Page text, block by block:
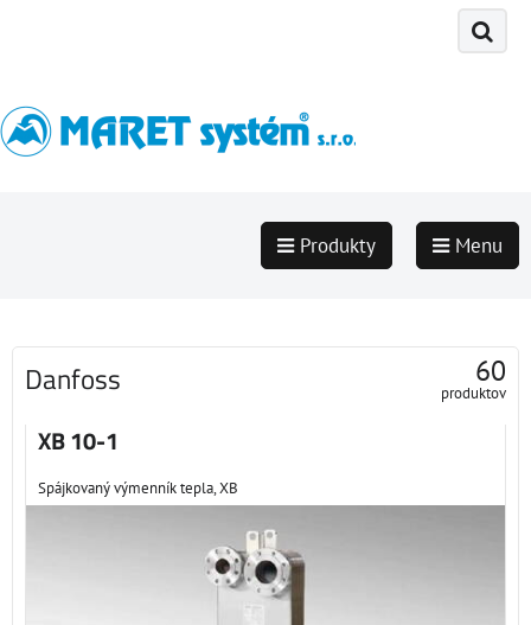
Produkty Menu
Danfoss 60
produktov
XB 10-1
Spájkovaný výmenník tepla, XB